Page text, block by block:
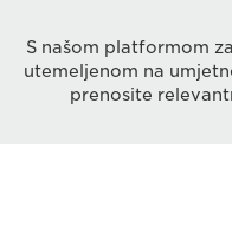
S našom platformom
utemeljenom na
prenosite